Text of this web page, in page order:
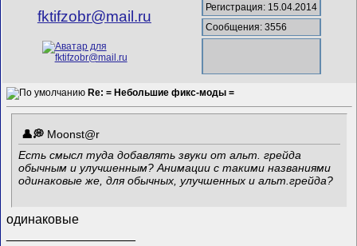
fktifzobr@mail.ru
Регистрация: 15.04.2014
Сообщения: 3556
Re: = Небольшие фикс-моды =
Mооnst@r
Есть смысл туда добавлять звуки от альт. грейда
обычным и улучшенным? Анимации с такими названиями
одинаковые же, для обычных, улучшенных и альт.грейда?
одинаковые